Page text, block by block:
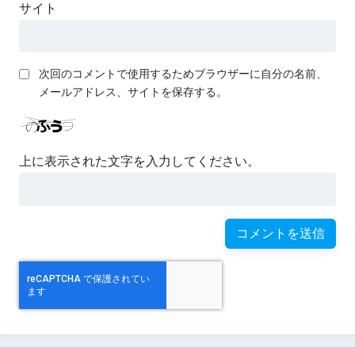
サイト
次回のコメントで使用するためブラウザーに自分の名前、
メールアドレス、サイトを保存する。
上に表示された文字を入力してください。